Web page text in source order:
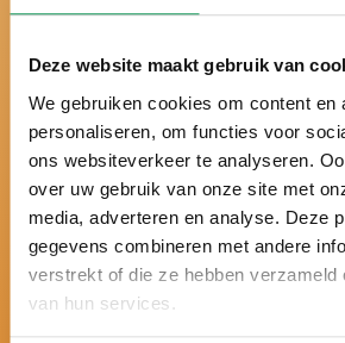
Deze website maakt gebruik van
We gebruiken cookies om content en
personaliseren, om functies voor
ons websiteverkeer te analyseren.
over uw gebruik van onze site met
media, adverteren en analyse. Deze
gegevens combineren met andere
verstrekt of die ze hebben verzameld
van hun services.
Bij ons is het echt
vakantie!
Al meer dan 50 jaar hét
Twentse natuur.
Al drie jaar verkozen tot beste
Nederland.
Al drie keer bekroond met een
Award en beoordeeld met 9,5+.